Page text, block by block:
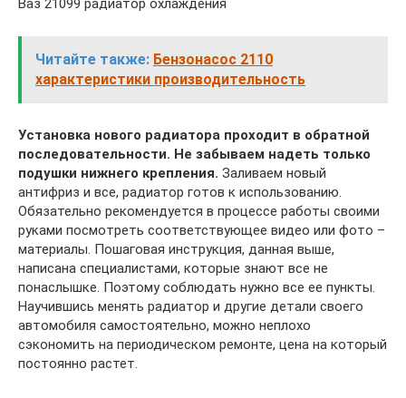
Ваз 21099 радиатор охлаждения
Читайте также: Бензонасос 2110
характеристики производительность
Установка нового радиатора проходит в обратной
последовательности. Не забываем надеть только
подушки нижнего крепления. Заливаем новый
антифриз и все, радиатор готов к использованию.
Обязательно рекомендуется в процессе работы своими
руками посмотреть соответствующее видео или фото –
материалы. Пошаговая инструкция, данная выше,
написана специалистами, которые знают все не
понаслышке. Поэтому соблюдать нужно все ее пункты.
Научившись менять радиатор и другие детали своего
автомобиля самостоятельно, можно неплохо
сэкономить на периодическом ремонте, цена на который
постоянно растет.